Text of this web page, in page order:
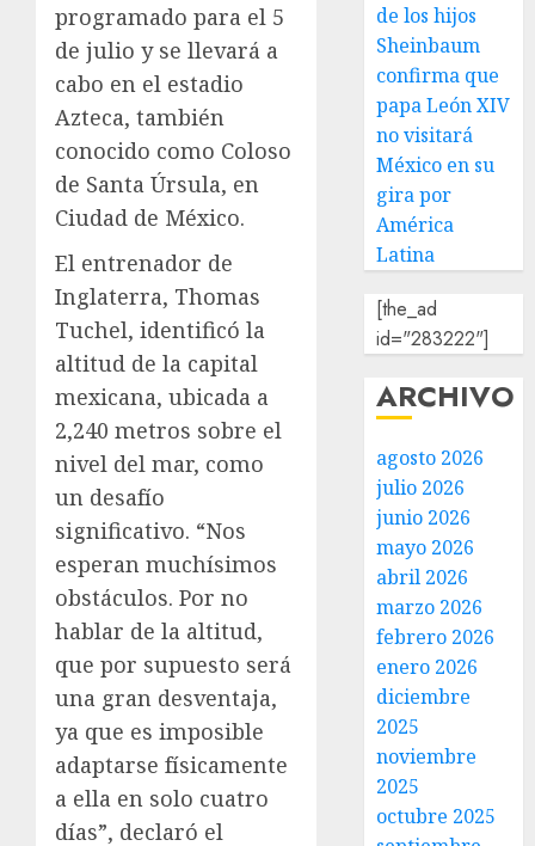
programado para el 5
de julio y se llevará a
cabo en el estadio
Azteca, también
conocido como Coloso
de Santa Úrsula, en
Ciudad de México.
El entrenador de
Inglaterra, Thomas
Tuchel, identificó la
altitud de la capital
mexicana, ubicada a
2,240 metros sobre el
nivel del mar, como
un desafío
significativo. “Nos
esperan muchísimos
obstáculos. Por no
hablar de la altitud,
que por supuesto será
una gran desventaja,
ya que es imposible
adaptarse físicamente
a ella en solo cuatro
días”, declaró el
de los hijos
Sheinbaum
confirma que
papa León XIV
no visitará
México en su
gira por
América
Latina
[the_ad
id="283222"]
ARCHIVO
agosto 2026
julio 2026
junio 2026
mayo 2026
abril 2026
marzo 2026
febrero 2026
enero 2026
diciembre
2025
noviembre
2025
octubre 2025